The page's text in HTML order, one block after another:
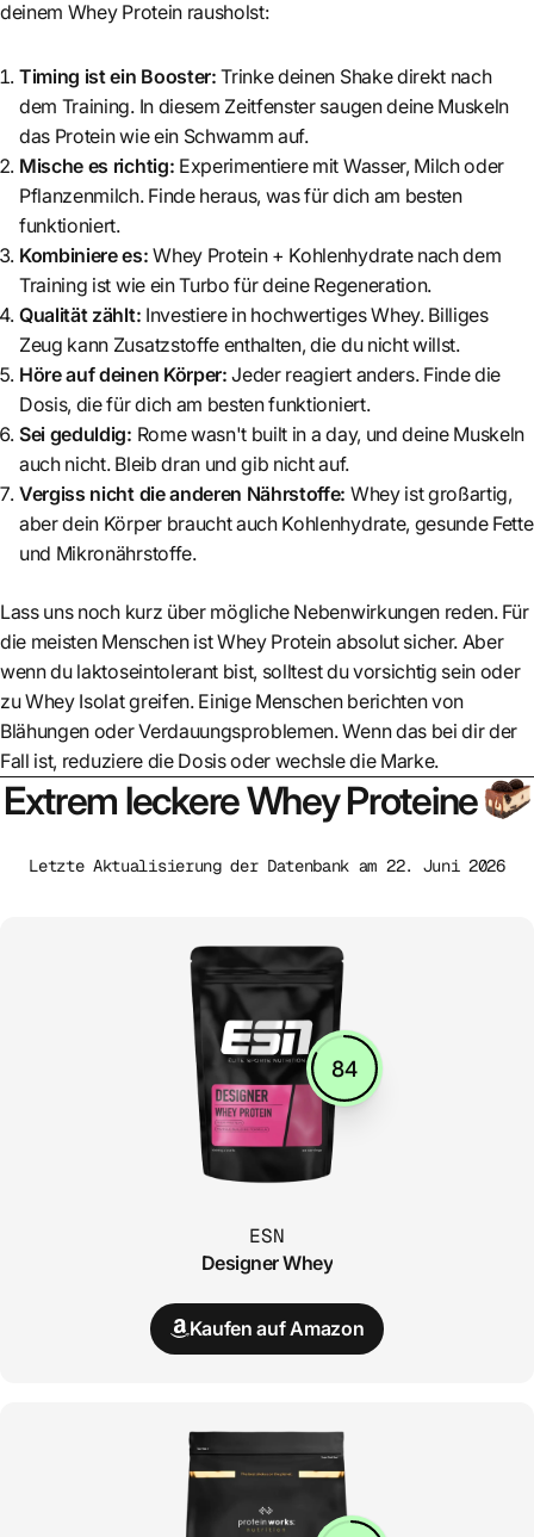
deinem Whey Protein rausholst:
Timing ist ein Booster: Trinke deinen Shake direkt nach
dem Training. In diesem Zeitfenster saugen deine Muskeln
das Protein wie ein Schwamm auf.
Mische es richtig: Experimentiere mit Wasser, Milch oder
Pflanzenmilch. Finde heraus, was für dich am besten
funktioniert.
Kombiniere es: Whey Protein + Kohlenhydrate nach dem
Training ist wie ein Turbo für deine Regeneration.
Qualität zählt: Investiere in hochwertiges Whey. Billiges
Zeug kann Zusatzstoffe enthalten, die du nicht willst.
Höre auf deinen Körper: Jeder reagiert anders. Finde die
Dosis, die für dich am besten funktioniert.
Sei geduldig: Rome wasn't built in a day, und deine Muskeln
auch nicht. Bleib dran und gib nicht auf.
Vergiss nicht die anderen Nährstoffe: Whey ist großartig,
aber dein Körper braucht auch Kohlenhydrate, gesunde Fette
und Mikronährstoffe.
Lass uns noch kurz über mögliche Nebenwirkungen reden. Für
die meisten Menschen ist Whey Protein absolut sicher. Aber
wenn du laktoseintolerant bist, solltest du vorsichtig sein oder
zu Whey Isolat greifen. Einige Menschen berichten von
Blähungen oder Verdauungsproblemen. Wenn das bei dir der
Fall ist, reduziere die Dosis oder wechsle die Marke.
Extrem leckere Whey Proteine🤤
Letzte Aktualisierung der Datenbank am 22. Juni 2026
84
ESN
Designer Whey
Kaufen auf Amazon